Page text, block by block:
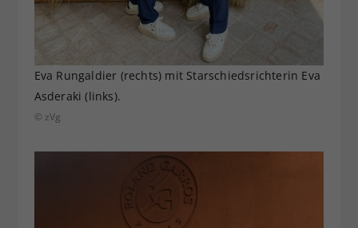
Eva Rungaldier (rechts) mit Starschiedsrichterin Eva
Asderaki (links).
© zVg